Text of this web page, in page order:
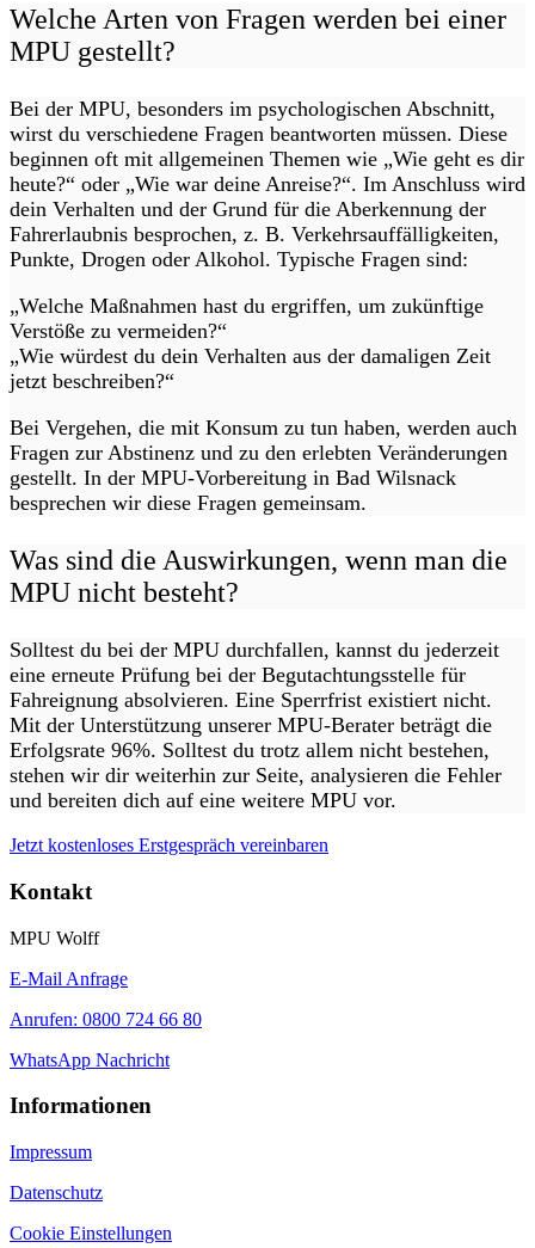
Welche Arten von Fragen werden bei einer
MPU gestellt?
Bei der MPU, besonders im psychologischen Abschnitt,
wirst du verschiedene Fragen beantworten müssen. Diese
beginnen oft mit allgemeinen Themen wie „Wie geht es dir
heute?“ oder „Wie war deine Anreise?“. Im Anschluss wird
dein Verhalten und der Grund für die Aberkennung der
Fahrerlaubnis besprochen, z. B. Verkehrsauffälligkeiten,
Punkte, Drogen oder Alkohol. Typische Fragen sind:
„Welche Maßnahmen hast du ergriffen, um zukünftige
Verstöße zu vermeiden?“
„Wie würdest du dein Verhalten aus der damaligen Zeit
jetzt beschreiben?“
Bei Vergehen, die mit Konsum zu tun haben, werden auch
Fragen zur Abstinenz und zu den erlebten Veränderungen
gestellt. In der MPU-Vorbereitung in Bad Wilsnack
besprechen wir diese Fragen gemeinsam.
Was sind die Auswirkungen, wenn man die
MPU nicht besteht?
Solltest du bei der MPU durchfallen, kannst du jederzeit
eine erneute Prüfung bei der Begutachtungsstelle für
Fahreignung absolvieren. Eine Sperrfrist existiert nicht.
Mit der Unterstützung unserer MPU-Berater beträgt die
Erfolgsrate 96%. Solltest du trotz allem nicht bestehen,
stehen wir dir weiterhin zur Seite, analysieren die Fehler
und bereiten dich auf eine weitere MPU vor.
Jetzt kostenloses Erstgespräch vereinbaren
Kontakt
MPU Wolff
E-Mail Anfrage
Anrufen: 0800 724 66 80
WhatsApp Nachricht
Informationen
Impressum
Datenschutz
Cookie Einstellungen